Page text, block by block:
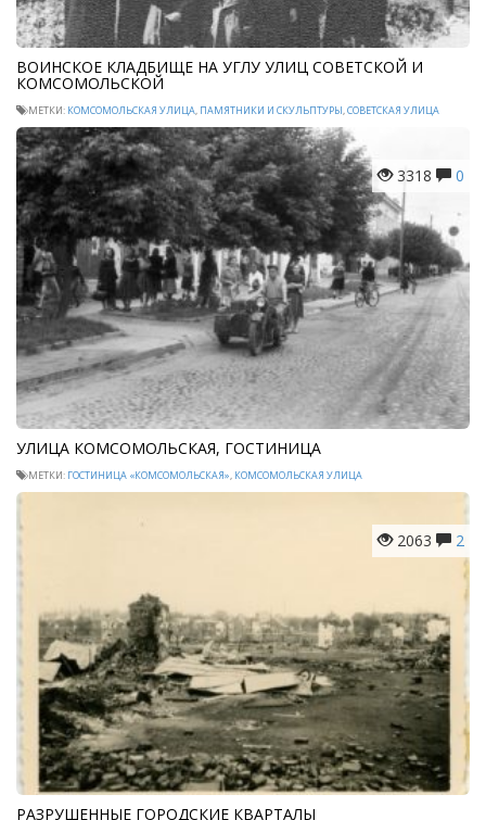
ВОИНСКОЕ КЛАДБИЩЕ НА УГЛУ УЛИЦ СОВЕТСКОЙ И
КОМСОМОЛЬСКОЙ
МЕТКИ: КОМСОМОЛЬСКАЯ УЛИЦА ПАМЯТНИКИ И СКУЛЬПТУРЫ СОВЕТСКАЯ УЛИЦА
3318 0
УЛИЦА КОМСОМОЛЬСКАЯ, ГОСТИНИЦА
МЕТКИ: ГОСТИНИЦА «КОМСОМОЛЬСКАЯ», КОМСОМОЛЬСКАЯ УЛИЦА
2063 2
РАЗРУШЕННЫЕ ГОРОДСКИЕ КВАРТАЛЫ